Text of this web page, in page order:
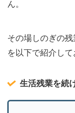
ん。
その場しのぎの
を以下で紹介して
生活残業を続